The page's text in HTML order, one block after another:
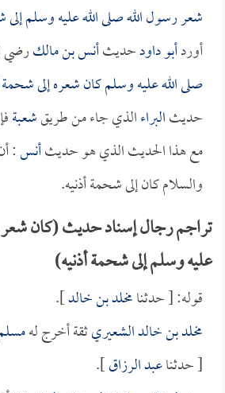
شعر رسول الله صلى الله عليه وسلم إلى
أوردأبو داودحديثأنس بن مالكرضي
صلى الله عليه وسلم كان شعره إلى شحمة
حديثالبراءالذي جاء من طريقشعبة
مع هذا الحديث الذي هو حديثأنس:
والسلام كان إلى شحمة أذنيه.
تراجم رجال إسناد حديث (كان شعر
عليه وسلم إلى شحمة أذنيه)
قوله: [ حدثنامخلد بن خالد].
مخلد بن خالد الشعيريثقة أخرج له
[ حدثناعبد الرزاق].